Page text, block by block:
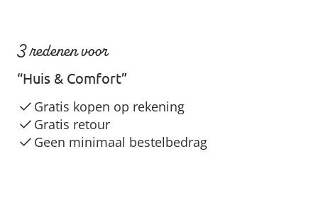
3 redenen voor
“Huis & Comfort”
Gratis kopen op rekening
Gratis retour
Geen minimaal bestelbedrag